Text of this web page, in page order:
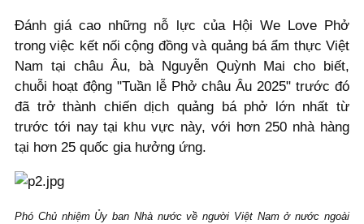
Đánh giá cao những nỗ lực của Hội We Love Phở
trong việc kết nối cộng đồng và quảng bá ẩm thực Việt
Nam tại châu Âu, bà Nguyễn Quỳnh Mai cho biết,
chuỗi hoạt động "Tuần lễ Phở châu Âu 2025" trước đó
đã trở thành chiến dịch quảng bá phở lớn nhất từ
trước tới nay tại khu vực này, với hơn 250 nhà hàng
tại hơn 25 quốc gia hưởng ứng.
Phó Chủ nhiệm Ủy ban Nhà nước về người Việt Nam ở nước ngoài